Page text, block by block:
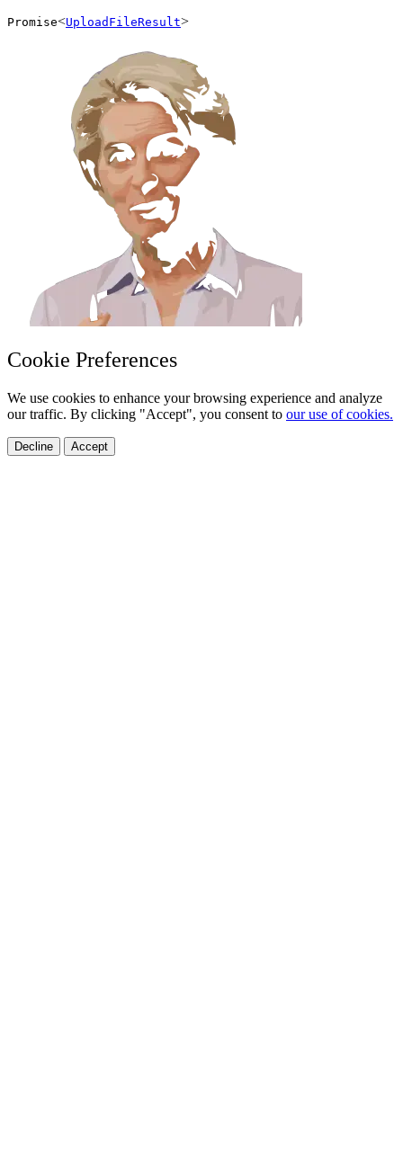
Promise<UploadFileResult>
Cookie Preferences
We use cookies to enhance your browsing experience and analyze
our traffic. By clicking "Accept", you consent to our use of cookies.
Decline Accept